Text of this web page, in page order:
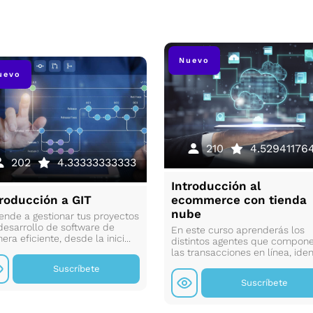
202 4.33333333333
a GIT
a gestionar tus proyectos
de software de
eficiente, desde la inici...
Suscríbete
Nuevo
210
Introducción al
ecommerce con tienda
nube
En este curso aprenderás los
distintos agentes que
las transacciones en línea,
Suscríbete